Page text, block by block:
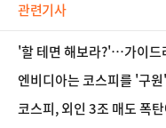
관련기사
'할 테면 해보라?'…가이드
엔비디아는 코스피를 '구
코스피, 외인 3조 매도 폭